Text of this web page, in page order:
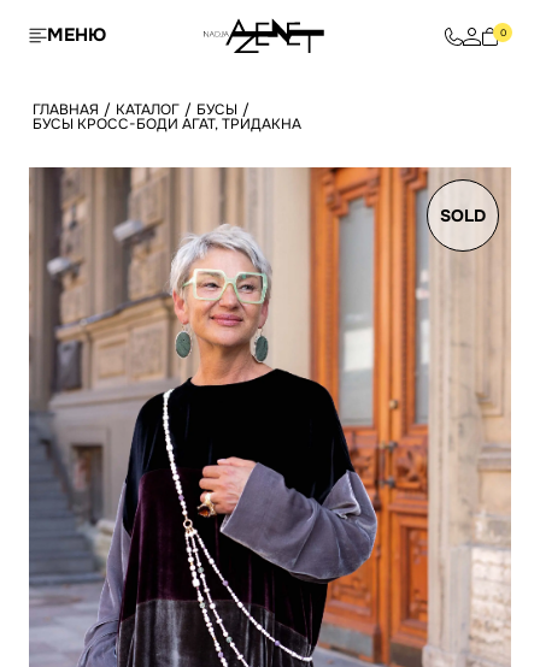
МЕНЮ 0
ГЛАВНАЯ / КАТАЛОГ / БУСЫ /
БУСЫ КРОСС-БОДИ АГАТ, ТРИДАКНА
SOLD